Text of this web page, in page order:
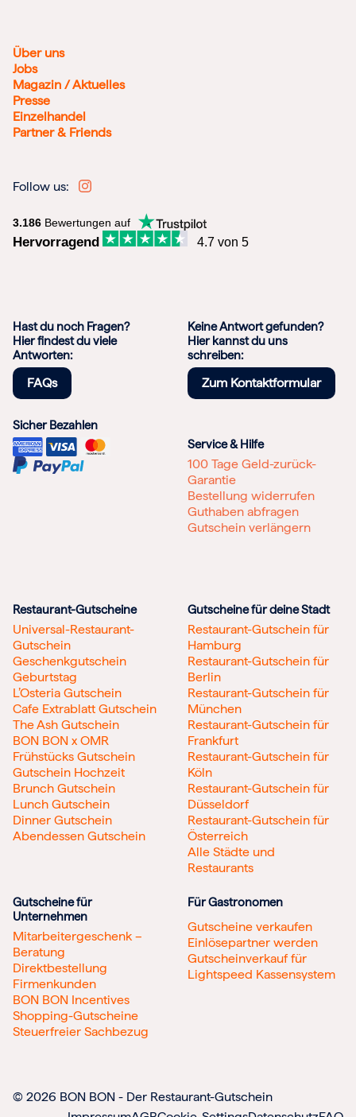
Über uns
Jobs
Magazin / Aktuelles
Presse
Einzelhandel
Partner & Friends
Follow us:
3.186 Bewertungen auf
Hervorragend 4.7 von 5
Hast du noch Fragen?
Hier findest du viele
Antworten:
FAQs
Keine Antwort gefunden?
Hier kannst du uns
schreiben:
Zum Kontaktformular
Sicher Bezahlen
Service & Hilfe
100 Tage Geld-zurück-
Garantie
Bestellung widerrufen
Guthaben abfragen
Gutschein verlängern
Restaurant-Gutscheine
Universal-Restaurant-
Gutschein
Geschenkgutschein
Geburtstag
L’Osteria Gutschein
Cafe Extrablatt Gutschein
The Ash Gutschein
BON BON x OMR
Frühstücks Gutschein
Gutschein Hochzeit
Brunch Gutschein
Lunch Gutschein
Dinner Gutschein
Abendessen Gutschein
Gutscheine für deine Stadt
Restaurant-Gutschein für
Hamburg
Restaurant-Gutschein für
Berlin
Restaurant-Gutschein für
München
Restaurant-Gutschein für
Frankfurt
Restaurant-Gutschein für
Köln
Restaurant-Gutschein für
Düsseldorf
Restaurant-Gutschein für
Österreich
Alle Städte und
Restaurants
Gutscheine für
Unternehmen
Mitarbeitergeschenk –
Beratung
Direktbestellung
Firmenkunden
BON BON Incentives
Shopping-Gutscheine
Steuerfreier Sachbezug
Für Gastronomen
Gutscheine verkaufen
Einlösepartner werden
Gutscheinverkauf für
Lightspeed Kassensystem
© 2026 BON BON - Der Restaurant-Gutschein